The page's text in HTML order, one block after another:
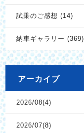
試乗のご感想 (14)
納車ギャラリー (369)
アーカイブ
2026/08(4)
2026/07(8)